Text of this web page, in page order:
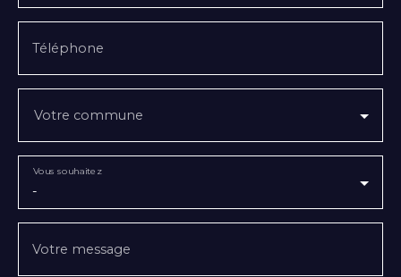
Téléphone
Votre commune
-
Vous souhaitez
Votre message